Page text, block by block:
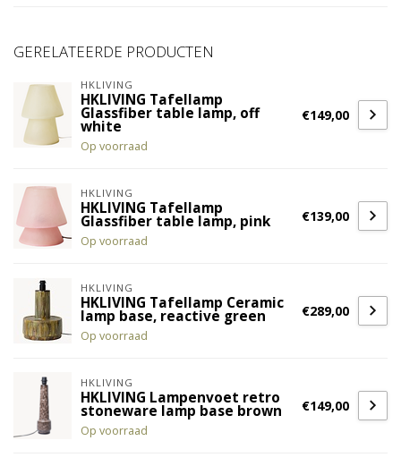
GERELATEERDE PRODUCTEN
HKLIVING
HKLIVING Tafellamp
Glassfiber table lamp, off
white
Op voorraad
€149,00
HKLIVING
HKLIVING Tafellamp
Glassfiber table lamp, pink
Op voorraad
€139,00
HKLIVING
HKLIVING Tafellamp Ceramic
lamp base, reactive green
Op voorraad
€289,00
HKLIVING
HKLIVING Lampenvoet retro
stoneware lamp base brown
Op voorraad
€149,00